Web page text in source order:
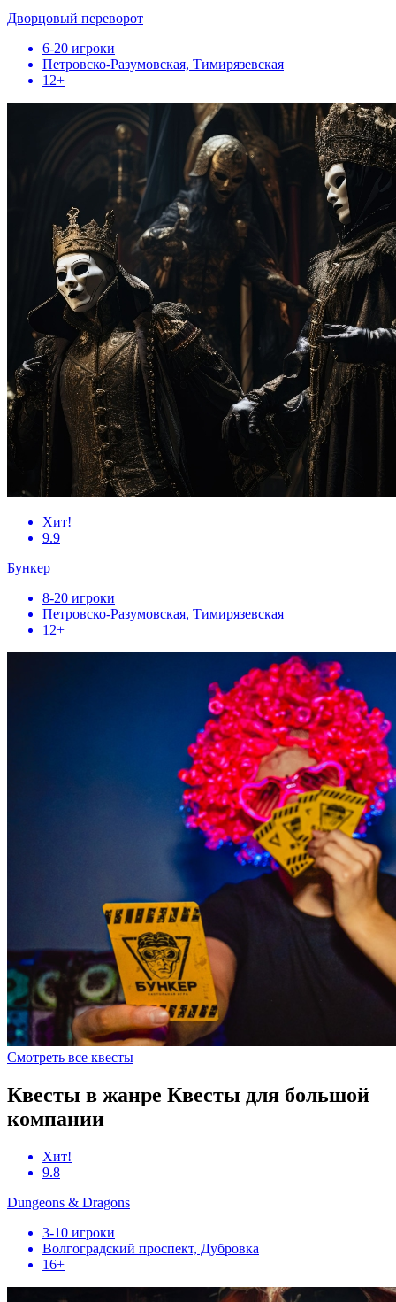
Дворцовый переворот
6-20 игроки
Петровско-Разумовская, Тимирязевская
12+
Хит!
9.9
Бункер
8-20 игроки
Петровско-Разумовская, Тимирязевская
12+
Смотреть все квесты
Квесты в жанре Квесты для большой
компании
Хит!
9.8
Dungeons & Dragons
3-10 игроки
Волгоградский проспект, Дубровка
16+